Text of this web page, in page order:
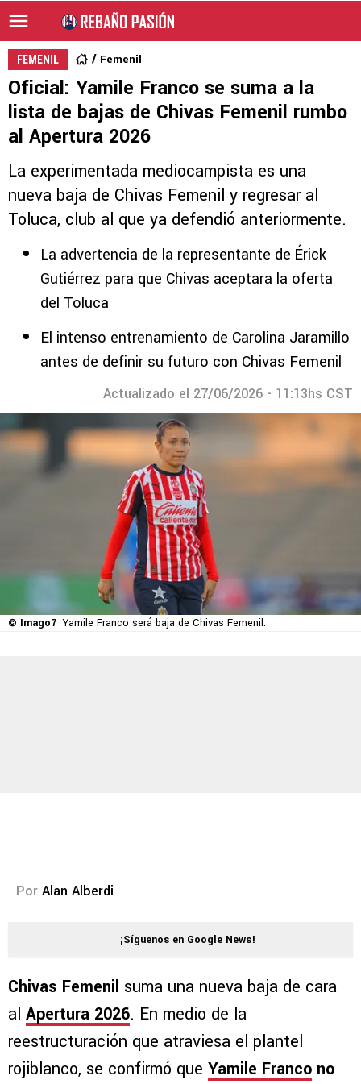
FEMENIL Femenil
Oficial: Yamile Franco se suma a la
lista de bajas de Chivas Femenil rumbo
al Apertura 2026
La experimentada mediocampista es una
nueva baja de Chivas Femenil y regresar al
Toluca, club al que ya defendió anteriormente.
La advertencia de la representante de Érick
Gutiérrez para que Chivas aceptara la oferta
del Toluca
El intenso entrenamiento de Carolina Jaramillo
antes de definir su futuro con Chivas Femenil
Actualizado el 27/06/2026 - 11:13hs CST
© Imago7 Yamile Franco será baja de Chivas Femenil.
Por Alan Alberdi
¡Síguenos en Google News!
Chivas Femenil suma una nueva baja de cara
al Apertura 2026. En medio de la
reestructuración que atraviesa el plantel
rojiblanco, se confirmó que Yamile Franco no